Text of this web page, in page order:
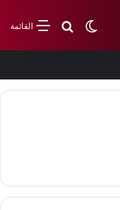
القائمةبحث عن
الوضع المظلم